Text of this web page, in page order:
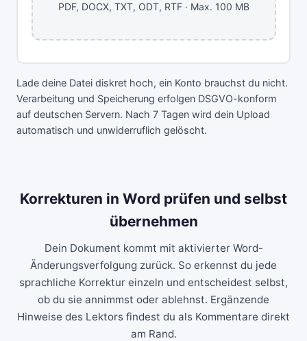
PDF, DOCX, TXT, ODT, RTF · Max. 100 MB
Lade deine Datei diskret hoch, ein Konto brauchst du nicht.
Verarbeitung und Speicherung erfolgen DSGVO-konform
auf deutschen Servern. Nach 7 Tagen wird dein Upload
automatisch und unwiderruflich gelöscht.
Korrekturen in Word prüfen und selbst
übernehmen
Dein Dokument kommt mit aktivierter Word-
Änderungsverfolgung zurück. So erkennst du jede
sprachliche Korrektur einzeln und entscheidest selbst,
ob du sie annimmst oder ablehnst. Ergänzende
Hinweise des Lektors findest du als Kommentare direkt
am Rand.